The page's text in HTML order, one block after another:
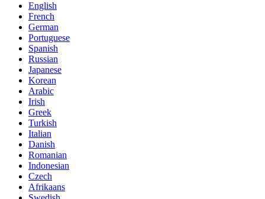
English
French
German
Portuguese
Spanish
Russian
Japanese
Korean
Arabic
Irish
Greek
Turkish
Italian
Danish
Romanian
Indonesian
Czech
Afrikaans